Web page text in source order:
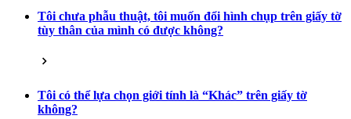
Tôi chưa phẫu thuật, tôi muốn đổi hình chụp trên giấy tờ
tùy thân của mình có được không?
Tôi có thể lựa chọn giới tính là “Khác” trên giấy tờ
không?